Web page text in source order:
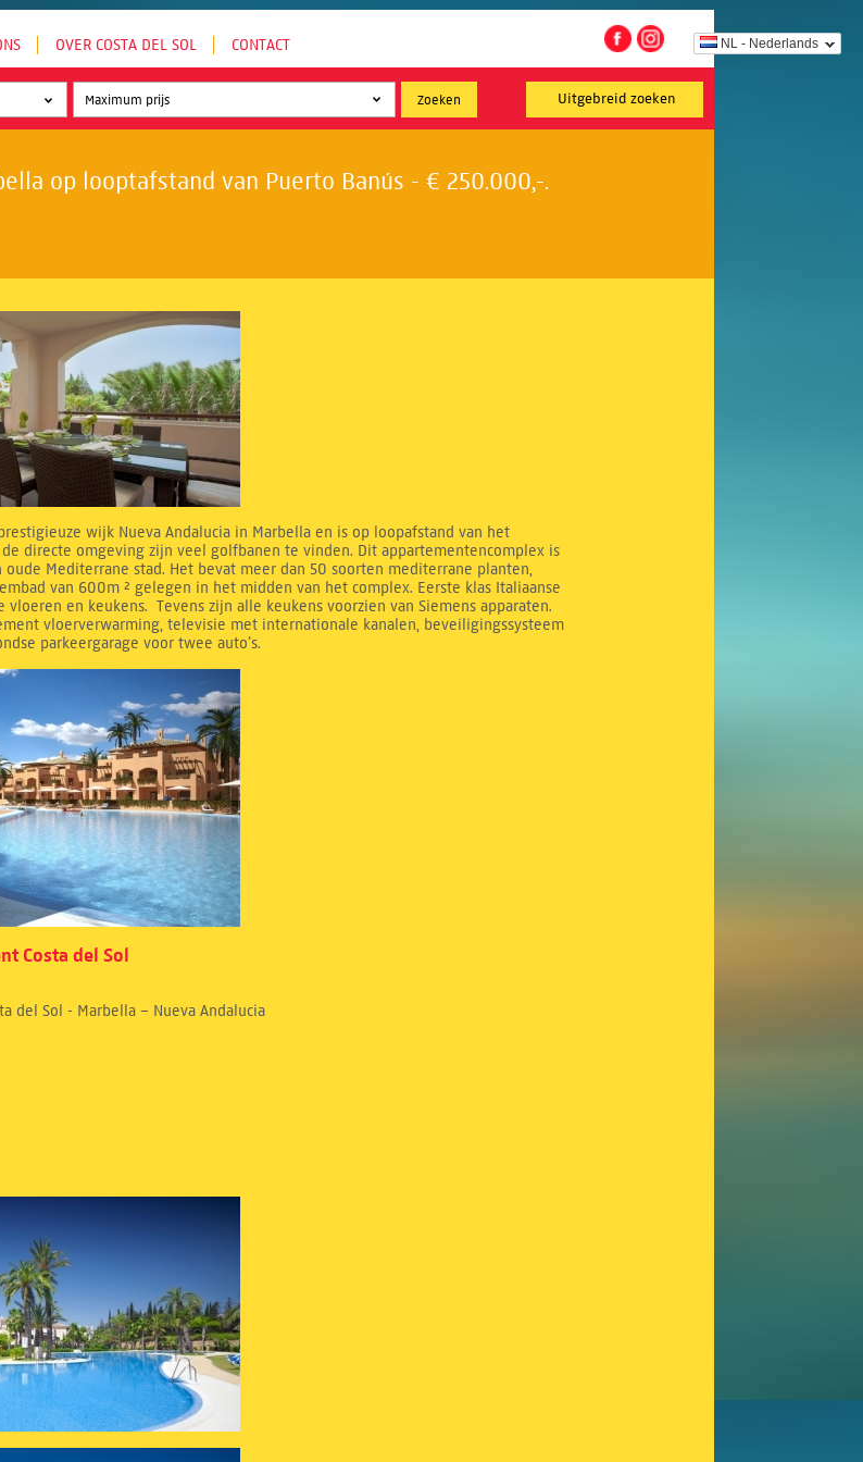
NL - Nederlands
OVER COSTA DEL SOL CONTACT
Uitgebreid zoeken
op looptafstand van Puerto Banús - € 250.000,-.
wijk Nueva Andalucia in Marbella en is op loopafstand van het
de directe omgeving zijn veel golfbanen te vinden. Dit appartementencomplex is
Mediterrane stad. Het bevat meer dan 50 soorten mediterrane planten,
van 600m ² gelegen in het midden van het complex. Eerste klas Italiaanse
en keukens. Tevens zijn alle keukens voorzien van Siemens apparaten.
vloerverwarming, televisie met internationale kanalen, beveiligingssysteem
parkeergarage voor twee auto’s.
Costa del Sol
del Sol - Marbella – Nueva Andalucia
2